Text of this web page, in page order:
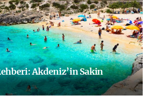
Akdeniz’in Sakin